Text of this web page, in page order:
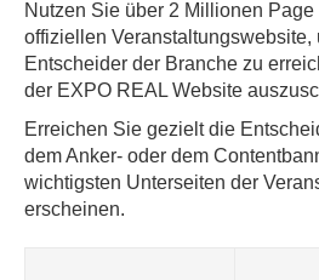
Nutzen Sie über 2 Millionen
offiziellen Veranstaltungswebsite,
Entscheider der Branche zu
der EXPO REAL Website
Erreichen Sie gezielt die
dem Anker- oder dem
wichtigsten Unterseiten der
erscheinen.